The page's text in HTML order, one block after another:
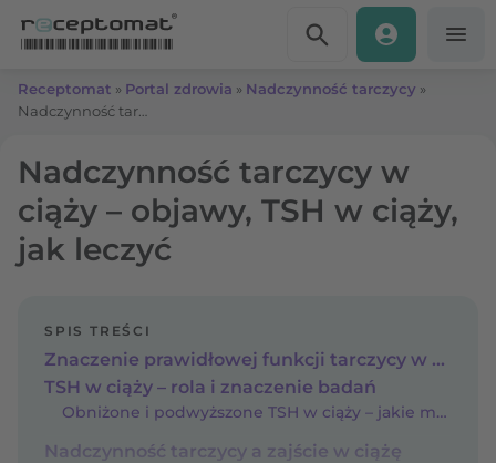
Receptomat » Portal zdrowia » Nadczynność tarczycy »
Nadczynność tarczycy w
ciąży – objawy, TSH w ciąży,
jak leczyć
SPIS TREŚCI
Znaczenie prawidłowej funkcji tarczycy w okresie ciąży
TSH w ciąży – rola i znaczenie badań
Obniżone i podwyższone TSH w ciąży – jakie może mieć skutki?
Nadczynność tarczycy a zajście w ciążę